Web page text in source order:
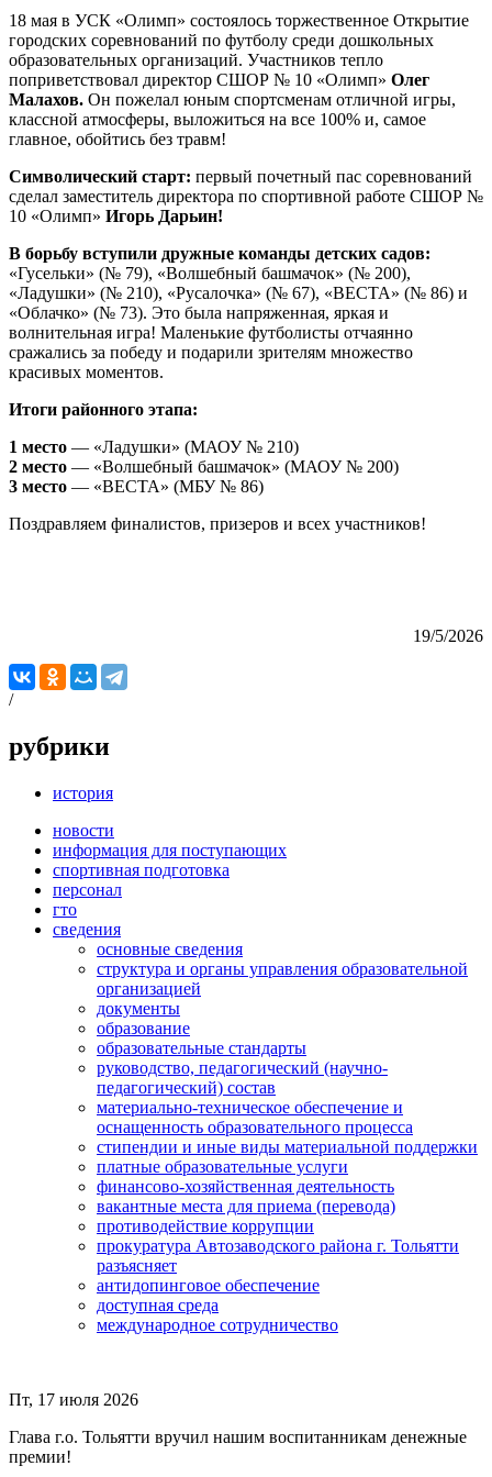
18 мая в УСК «Олимп» состоялось торжественное Открытие
городских соревнований по футболу среди дошкольных
образовательных организаций. Участников тепло
поприветствовал директор СШОР № 10 «Олимп» Олег
Малахов. Он пожелал юным спортсменам отличной игры,
классной атмосферы, выложиться на все 100% и, самое
главное, обойтись без травм!
Символический старт: первый почетный пас соревнований
сделал заместитель директора по спортивной работе СШОР №
10 «Олимп» Игорь Дарьин!
В борьбу вступили дружные команды детских садов:
«Гусельки» (№ 79), «Волшебный башмачок» (№ 200),
«Ладушки» (№ 210), «Русалочка» (№ 67), «ВЕСТА» (№ 86) и
«Облачко» (№ 73). Это была напряженная, яркая и
волнительная игра! Маленькие футболисты отчаянно
сражались за победу и подарили зрителям множество
красивых моментов.
Итоги районного этапа:
1 место — «Ладушки» (МАОУ № 210)
2 место — «Волшебный башмачок» (МАОУ № 200)
3 место — «ВЕСТА» (МБУ № 86)
Поздравляем финалистов, призеров и всех участников!
19/5/2026
/
рубрики
история
новости
информация для поступающих
спортивная подготовка
персонал
гто
сведения
основные сведения
структура и органы управления образовательной
организацией
документы
образование
образовательные стандарты
руководство, педагогический (научно-
педагогический) состав
материально-техническое обеспечение и
оснащенность образовательного процесса
стипендии и иные виды материальной поддержки
платные образовательные услуги
финансово-хозяйственная деятельность
вакантные места для приема (перевода)
противодействие коррупции
прокуратура Автозаводского района г. Тольятти
разъясняет
антидопинговое обеспечение
доступная среда
международное сотрудничество
Пт, 17 июля 2026
Глава г.о. Тольятти вручил нашим воспитанникам денежные
премии!